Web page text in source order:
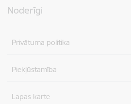
Noderīgi
Privātuma politika
Piekļūstamība
Lapas karte